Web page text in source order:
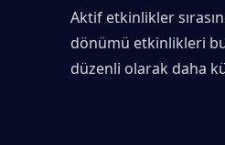
Aktif etkinlikler
dönümü etkinlikleri
düzenli olarak daha